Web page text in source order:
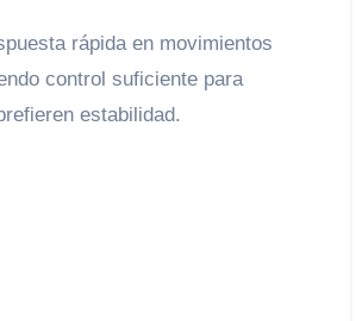
rápida en movimientos
control suficiente para
estabilidad.